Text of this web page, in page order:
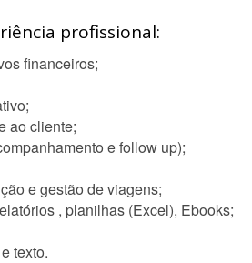
profissional:
financeiros;
ao cliente;
e follow up);
e gestão de viagens;
, planilhas (Excel), Ebooks;
texto.